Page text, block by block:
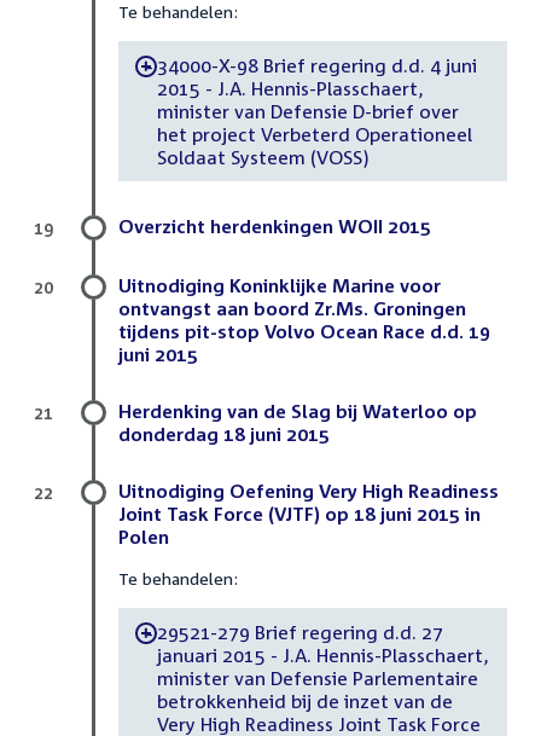
Te behandelen:
-34000-X-98 Brief regering d.d. 4 juni
2015 - J.A. Hennis-Plasschaert,
minister van Defensie D-brief over
het project Verbeterd Operationeel
Soldaat Systeem (VOSS)
Overzicht herdenkingen WOII 2015
19
Uitnodiging Koninklijke Marine voor
ontvangst aan boord Zr.Ms. Groningen
tijdens pit-stop Volvo Ocean Race d.d. 19
juni 2015
20
Herdenking van de Slag bij Waterloo op
donderdag 18 juni 2015
21
Uitnodiging Oefening Very High Readiness
Joint Task Force (VJTF) op 18 juni 2015 in
Polen
Te behandelen:
-29521-279 Brief regering d.d. 27
januari 2015 - J.A. Hennis-Plasschaert,
minister van Defensie Parlementaire
betrokkenheid bij de inzet van de
Very High Readiness Joint Task Force
22